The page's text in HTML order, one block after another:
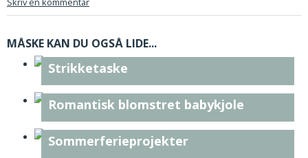
MÅSKE KAN DU OGSÅ LIDE...
Strikketaske
Romantisk blomstret babykjole
Sommerferieprojekter